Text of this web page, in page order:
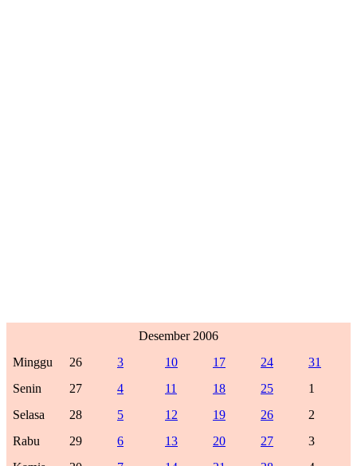
Desember 2006
Minggu
26 3 10 17 24
31
Senin
27 4 11 18 25
1
Selasa
28 5 12 19 26
2
Rabu
29 6 13 20 27
3